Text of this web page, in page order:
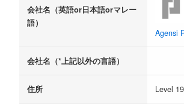
会社名（英語or日本語orマレー
語）
Agensi
会社名（*上記以外の言語）
住所 Level